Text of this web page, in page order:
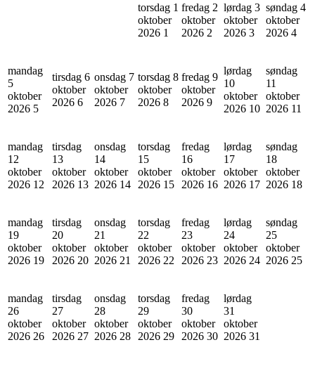
torsdag 1
oktober
2026 1
fredag 2
oktober
2026 2
lørdag 3
oktober
2026 3
søndag 4
oktober
2026 4
mandag
5
oktober
2026 5
tirsdag 6
oktober
2026 6
onsdag 7
oktober
2026 7
torsdag 8
oktober
2026 8
fredag 9
oktober
2026 9
lørdag
10
oktober
2026 10
søndag
11
oktober
2026 11
mandag
12
oktober
2026 12
tirsdag
13
oktober
2026 13
onsdag
14
oktober
2026 14
torsdag
15
oktober
2026 15
fredag
16
oktober
2026 16
lørdag
17
oktober
2026 17
søndag
18
oktober
2026 18
mandag
19
oktober
2026 19
tirsdag
20
oktober
2026 20
onsdag
21
oktober
2026 21
torsdag
22
oktober
2026 22
fredag
23
oktober
2026 23
lørdag
24
oktober
2026 24
søndag
25
oktober
2026 25
mandag
26
oktober
2026 26
tirsdag
27
oktober
2026 27
onsdag
28
oktober
2026 28
torsdag
29
oktober
2026 29
fredag
30
oktober
2026 30
lørdag
31
oktober
2026 31